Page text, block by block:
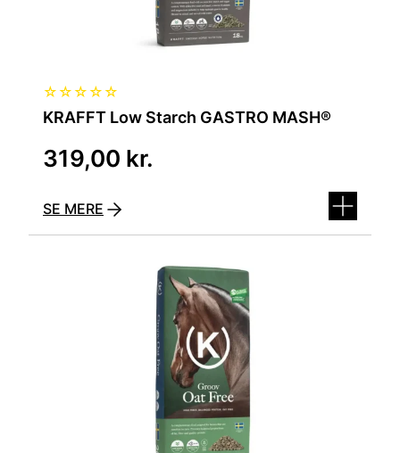
☆ ☆ ☆ ☆ ☆
KRAFFT Low Starch GASTRO MASH®
319,00 kr.
SE MERE